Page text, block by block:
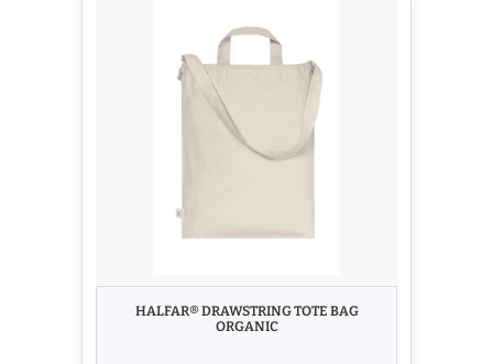
HALFAR® DRAWSTRING TOTE BAG
ORGANIC